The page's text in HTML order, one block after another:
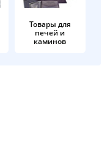
Товары для
печей и
каминов